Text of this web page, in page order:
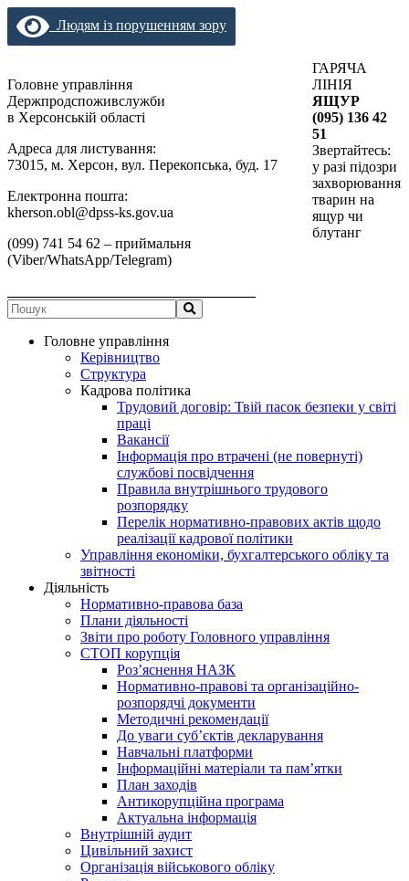
Людям із порушенням зору
Головне управління
Держпродспоживслужби
в Херсонській області
Адреса для листування:
73015, м. Херсон, вул. Перекопська, буд. 17
Електронна пошта:
kherson.obl@dpss-ks.gov.ua
(099) 741 54 62 – приймальня
(Viber/WhatsApp/Telegram)
ГАРЯЧА
ЛІНІЯ
ЯЩУР
(095) 136 42
51
Звертайтесь:
у разі підозри
захворювання
тварин на
ящур чи
блутанг
Головне управління
Керівництво
Структура
Кадрова політика
Трудовий договір: Твій пасок безпеки у світі
праці
Вакансії
Інформація про втрачені (не повернуті)
службові посвідчення
Правила внутрішнього трудового
розпорядку
Перелік нормативно-правових актів щодо
реалізації кадрової політики
Управління економіки, бухгалтерського обліку та
звітності
Діяльність
Нормативно-правова база
Плани діяльності
Звіти про роботу Головного управління
СТОП корупція
Роз’яснення НАЗК
Нормативно-правові та організаційно-
розпорядчі документи
Методичні рекомендації
До уваги суб’єктів декларування
Навчальні платформи
Інформаційні матеріали та пам’ятки
План заходів
Антикорупційна програма
Актуальна інформація
Внутрішній аудит
Цивільний захист
Організація військового обліку